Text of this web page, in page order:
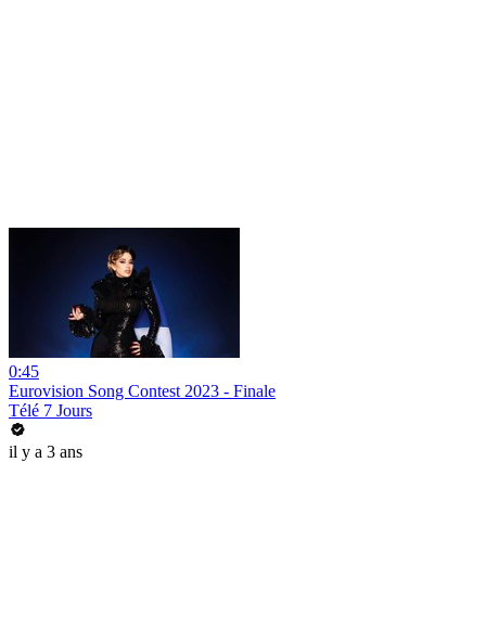
0:45
Eurovision Song Contest 2023 - Finale
Télé 7 Jours
il y a 3 ans